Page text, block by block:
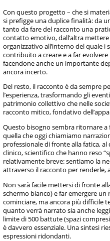
Con questo progetto – che si
si prefigge una duplice finalità: da
tanto da fare del racconto una
contatto emotivo, dall’altra
organizzativo all’interno del quale i
contribuito a creare e a far
facendone anche un importante
ancora incerto.
Del resto, il racconto è da sempre
l’esperienza, trasformando gli
patrimonio collettivo che nelle
racconto mitico, fondativo
Questo bisogno sembra ritornare
quella che oggi chiamiamo
professionale di fronte alla fatica,
clinico, scientifico che hanno reso
relativamente breve: sentiamo la
attraverso il racconto per
Non sarà facile mettersi di fronte
schermo bianco) e far emergere
cominciare, ma ancora più difficile
quanto verrà narrato sia anche
limite di 500 battute (spazi
è davvero essenziale. Una sintesi
espressioni ridondanti.